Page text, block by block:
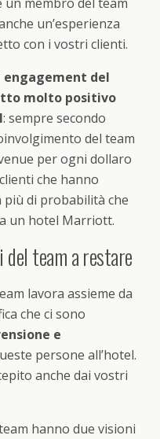
un’esperienza
con i vostri clienti.
del
molto positivo
: sempre secondo
del team
per ogni dollaro
che hanno
più di probabilità che
un hotel Marriott.
del team a restare
lavora assieme da
che ci sono
e
persone all’hotel.
anche dai vostri
hanno due visioni